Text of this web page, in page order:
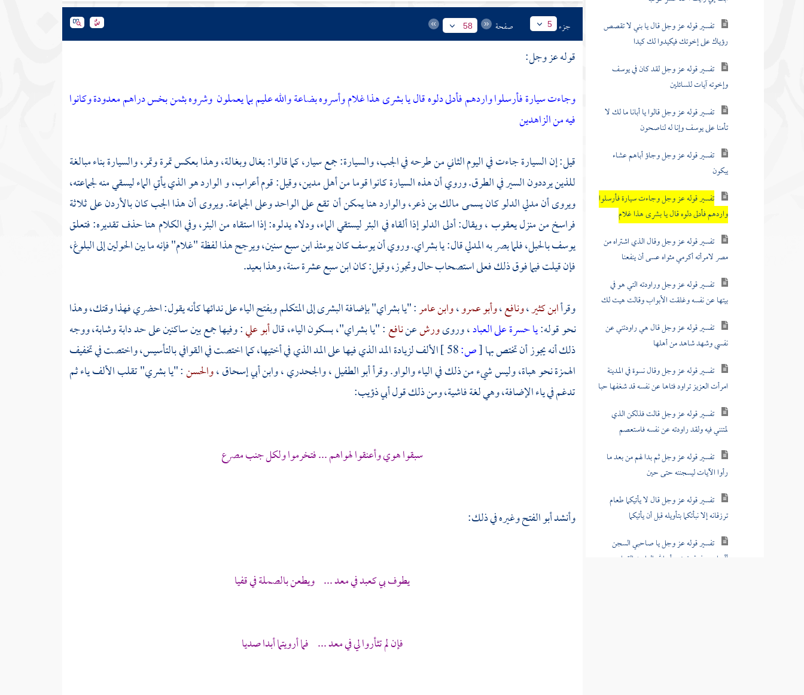
تفسير قوله عز وجل قال يا بني لا تقصص
رؤياك على إخوتك فيكيدوا لك كيدا
تفسير قوله عز وجل لقد كان في يوسف
وإخوته آيات للسائلين
تفسير قوله عز وجل قالوا يا أبانا ما لك لا
تأمنا على يوسف وإنا له لناصحون
تفسير قوله عز وجل وجاؤ أباهم عشاء
يبكون
تفسير قوله عز وجل وجاءت سيارة فأرسلوا
واردهم فأدلى دلوه قال يا بشرى هذا غلام
تفسير قوله عز وجل وقال الذي اشتراه من
مصر لامرأته أكرمي مثواه عسى أن ينفعنا
تفسير قوله عز وجل وراودته التي هو في
بيتها عن نفسه وغلقت الأبواب وقالت هيت لك
تفسير قوله عز وجل قال هي راودتني عن
نفسي وشهد شاهد من أهلها
تفسير قوله عز وجل وقال نسوة في المدينة
امرأت العزيز تراود فتاها عن نفسه قد شغفها حبا
تفسير قوله عز وجل قالت فذلكن الذي
لمتنني فيه ولقد راودته عن نفسه فاستعصم
تفسير قوله عز وجل ثم بدا لهم من بعد ما
رأوا الآيات ليسجننه حتى حين
تفسير قوله عز وجل قال لا يأتيكما طعام
ترزقانه إلا نبأتكما بتأويله قبل أن يأتيكما
تفسير قوله عز وجل يا صاحبي السجن
أأرباب متفرقون خير أم الله الواحد القهار
جزء 5 صفحة 58
قوله عز وجل:
وجاءت سيارة فأرسلوا واردهم فأدلى دلوه قال يا بشرى هذا غلام وأسروه بضاعة والله عليم بما يعملون وشروه بثمن بخس دراهم معدودة وكانوا
فيه من الزاهدين
قيل: إن السيارة جاءت في اليوم الثاني من طرحه في الجب، والسيارة: جمع سيار، كما قالوا: بغال وبغالة، وهذا بعكس تمرة وتمر، والسيارة بناء مبالغة
للذين يرددون السير في الطرق. وروي أن هذه السيارة كانوا قوما من أهل مدين، وقيل: قوم أعراب، و الوارد هو الذي يأتي الماء ليسقي منه لجماعته،
ويروى أن مدلي الدلو كان يسمىمالك بن ذعر،والوارد هنا يمكن أن تقع على الواحد وعلى الجماعة. ويروى أن هذا الجب كانبالأردنعلى ثلاثة
فراسخ من منزليعقوب، ويقال: أدلى الدلو إذا ألقاه في البئر ليستقي الماء، ودلاه يدلوه: إذا استقاه من البئر، وفي الكلام هنا حذف تقديره: فتعلق
يوسفبالحبل، فلما بصر به المدلي قال: يا بشراي. وروي أنيوسفكان يومئذ ابن سبع سنين، ويرجح هذا لفظة "غلام" فإنه ما بين الحولين إلى البلوغ،
فإن قيلت فيما فوق ذلك فعلى استصحاب حال وتجوز، وقيل: كان ابن سبع عشرة سنة، وهذا بعيد.
وقرأابن كثير،ونافع،وأبو عمرو،وابن عامر: "يا بشراي" بإضافة البشرى إلى المتكلم وبفتح الياء على ندائها كأنه يقول: احضري فهذا وقتك، وهذا
نحو قوله:يا حسرة على العباد، وروىورشعننافع: "يا بشراي"، بسكون الياء، قالأبو علي: وفيها جمع بين ساكنين على حد دابة وشابة، ووجه
ذلك أنه يجوز أن تختص بها[ص:
الألف لزيادة المد الذي فيها على المد الذي في أختيها، كما اختصت في القوافي بالتأسيس، واختصت في تخفيف
الهمزة نحو هباة، وليس شيء من ذلك في الياء والواو. وقرأأبو الطفيل،والجحدري،وابن أبي إسحاق،والحسن: "يا بشري" تقلب الألف ياء ثم
تدغم في ياء الإضافة، وهي لغة فاشية، ومن ذلك قولأبي ذؤيب:
سبقوا هوي وأعنقوا لهواهم ... فتخرموا ولكل جنب مصرع
وأنشدأبو الفتحوغيره في ذلك:
يطوف بي كعبد في معد ... ويطعن بالصملة في قفيا
فإن لم تثأروا لي في معد ... فما أرويتما أبدا صديا